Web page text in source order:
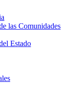
las Comunidades
Estado